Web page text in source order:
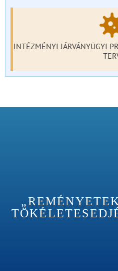
INTÉZMÉNYI JÁRVÁNYÜGYI